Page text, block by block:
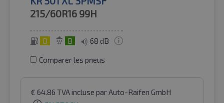
215/60R16 99H
D B 68 dB
Comparer les pneus
€ 64.86 TVA incluse par Auto-Raifen GmbH